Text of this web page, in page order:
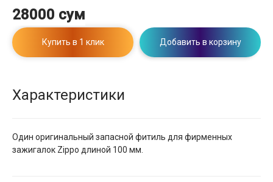
28000 сум
Купить в 1 клик Добавить в корзину
Характеристики
Один оригинальный запасной фитиль для фирменных
зажигалок Zippo длиной 100 мм.